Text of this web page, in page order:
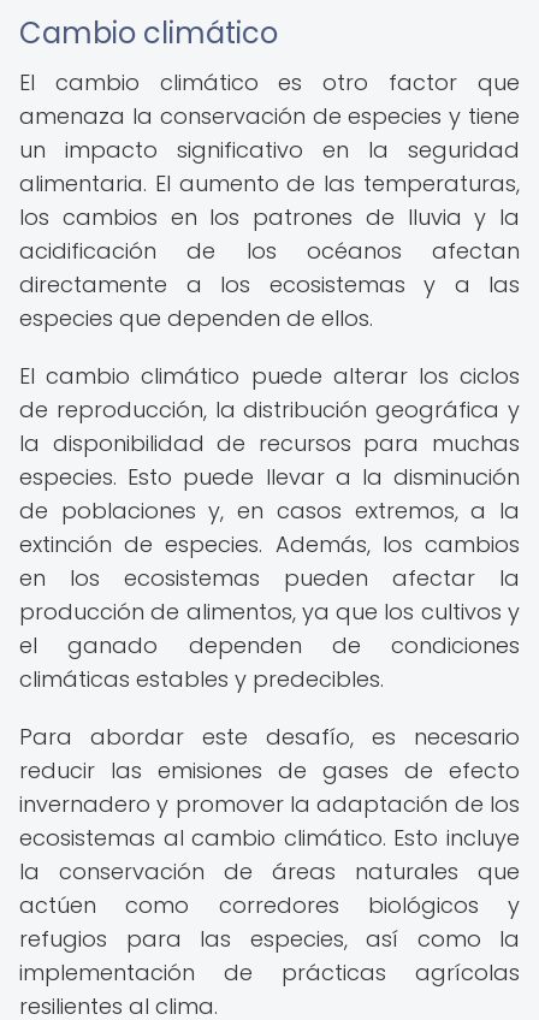
Cambio climático
El cambio climático es otro factor que
amenaza la conservación de especies y tiene
un impacto significativo en la seguridad
alimentaria. El aumento de las temperaturas,
los cambios en los patrones de lluvia y la
acidificación de los océanos afectan
directamente a los ecosistemas y a las
especies que dependen de ellos.
El cambio climático puede alterar los ciclos
de reproducción, la distribución geográfica y
la disponibilidad de recursos para muchas
especies. Esto puede llevar a la disminución
de poblaciones y, en casos extremos, a la
extinción de especies. Además, los cambios
en los ecosistemas pueden afectar la
producción de alimentos, ya que los cultivos y
el ganado dependen de condiciones
climáticas estables y predecibles.
Para abordar este desafío, es necesario
reducir las emisiones de gases de efecto
invernadero y promover la adaptación de los
ecosistemas al cambio climático. Esto incluye
la conservación de áreas naturales que
actúen como corredores biológicos y
refugios para las especies, así como la
implementación de prácticas agrícolas
resilientes al clima.